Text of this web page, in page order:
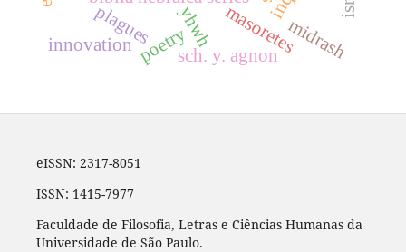
masoretes
plagues yhwh
poetry
innovation
sch. y. agnon midrash
eISSN: 2317-8051
ISSN: 1415-7977
Faculdade de Filosofia, Letras e Ciências Humanas da
Universidade de São Paulo.